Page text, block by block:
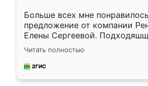
Больше всех мне понравилось
предложение от компании
Елены Сергеевой.
короткие сроки
для замера сотрудник
предложил по моему эскизу
Читать полностью